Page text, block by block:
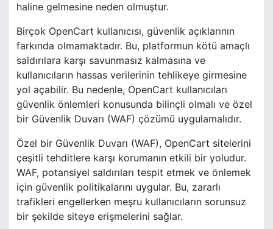
haline gelmesine neden olmuştur.
Birçok OpenCart kullanıcısı, güvenlik açıklarının
farkında olmamaktadır. Bu, platformun kötü amaçlı
saldırılara karşı savunmasız kalmasına ve
kullanıcıların hassas verilerinin tehlikeye girmesine
yol açabilir. Bu nedenle, OpenCart kullanıcıları
güvenlik önlemleri konusunda bilinçli olmalı ve özel
bir Güvenlik Duvarı (WAF) çözümü uygulamalıdır.
Özel bir Güvenlik Duvarı (WAF), OpenCart sitelerini
çeşitli tehditlere karşı korumanın etkili bir yoludur.
WAF, potansiyel saldırıları tespit etmek ve önlemek
için güvenlik politikalarını uygular. Bu, zararlı
trafikleri engellerken meşru kullanıcıların sorunsuz
bir şekilde siteye erişmelerini sağlar.